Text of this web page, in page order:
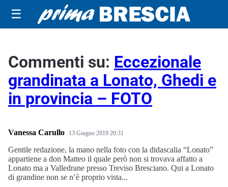
☰
Commenti su: Eccezionale
grandinata a Lonato, Ghedi e
in provincia – FOTO
Vanessa Carullo 13 Giugno 2019 20:31
Gentile redazione, la mano nella foto con la didascalia “Lonato”
appartiene a don Matteo il quale però non si trovava affatto a
Lonato ma a Valledrane presso Treviso Bresciano. Qui a Lonato
di grandine non se n’è proprio vista...